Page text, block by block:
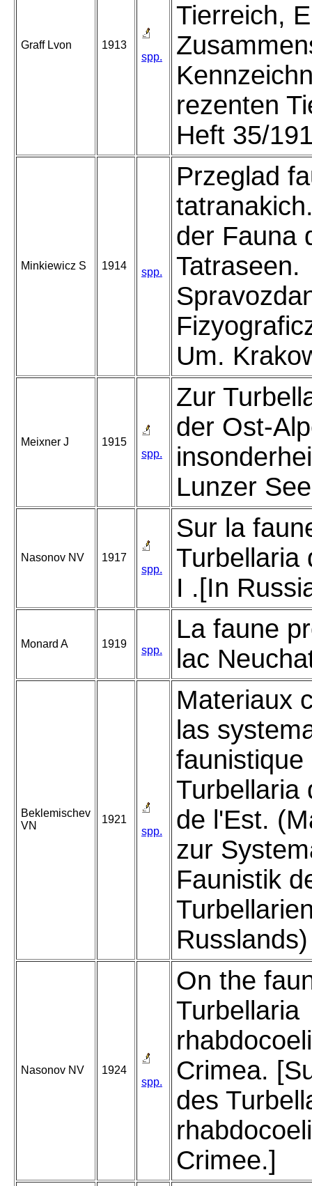
Graff Lvon
1913
spp.
Tierreich,
rezenten
Heft 35/
Minkiewicz S 1914
spp.
Przeglad
der Fauna
Tatraseen.
Um.
Meixner J
1915
spp.
Zur
der Ost-
Lunzer
Nasonov NV
1917
spp.
Sur la
Turbellaria
I .[In
Monard A 1919
spp.
La faune
lac
Beklemischev
VN
1921
spp.
Materiaux
las
faunistique
Turbellaria
de l'Est.
zur
Faunistik
Russlands)
Nasonov NV
1924
spp.
On the
Turbellaria
Crimea.
des
Crimee.]